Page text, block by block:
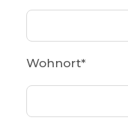
Wohnort*